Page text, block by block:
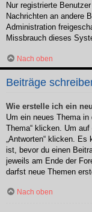
Nur registrierte
Nachrichten an andere
Administration
Missbrauch dieses
Nach oben
Beiträge
Wie erstelle ich ein
Um ein neues Thema
Thema“ klicken. Um
„Antworten“ klicken.
ist, bevor du einen
jeweils am Ende der
darfst neue Themen
Nach oben